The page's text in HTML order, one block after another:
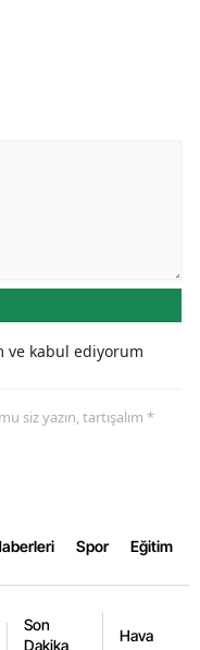
Aksaray
Kırıkkale
Bartın
ve kabul ediyorum
siz yazın, tartışalım *
Spor Eğitim
Son
Dakika
Hava